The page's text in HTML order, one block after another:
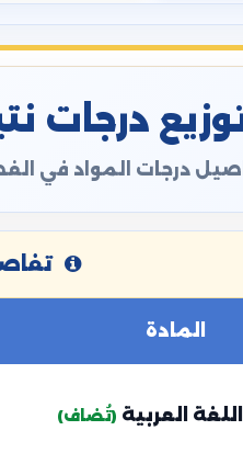
درجات
درجات المواد في
المادة
اللغة العربية (تُضاف)